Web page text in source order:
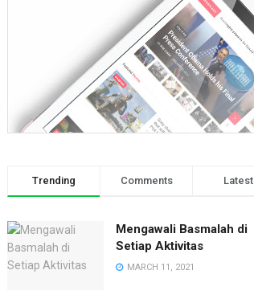
Trending Comments Latest
Mengawali Basmalah di
Setiap Aktivitas
MARCH 11, 2021